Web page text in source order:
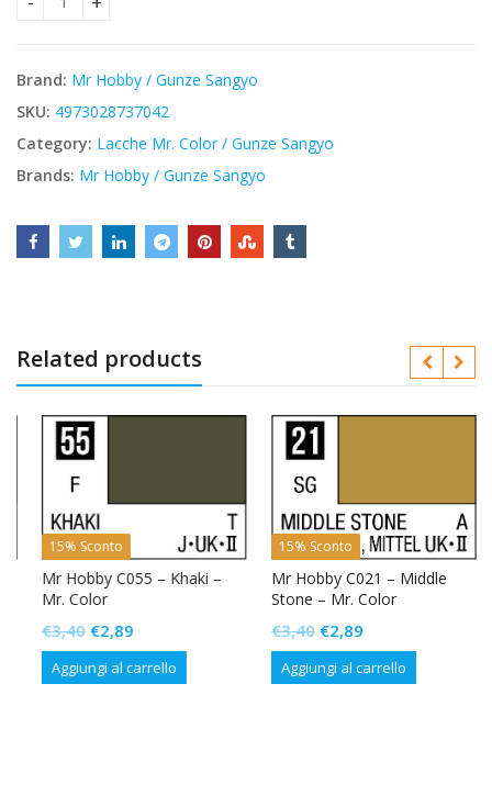
Mr Hobby C604 - Ijn Type21 Camoflage Color - Mr. Color
Brand: Mr Hobby / Gunze Sangyo
SKU: 4973028737042
Category: Lacche Mr. Color / Gunze Sangyo
Brands: Mr Hobby / Gunze Sangyo
Related products
15% Sconto
Mr Hobby C055 – Khaki –
Mr. Color
3,40Il
prezzo
originale
€ 2,89Il
prezzo
attuale
Aggiungi al carrello
15% Sconto
Mr Hobby C021 – Middle
Stone – Mr. Color
3,40Il
prezzo
originale
€ 2,89Il
prezzo
attuale
Aggiungi al carrello